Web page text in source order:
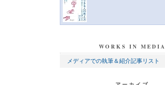
WORKS IN MEDIA
メディアでの執筆＆紹介記事リスト